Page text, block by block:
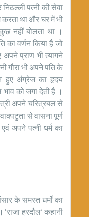
पत्नी की सेवा
करता था और घर में भी
नहीं बोलता था ।
का वर्णन किया है जो
प्राण भी त्यागने
गौरा भी अपने पति के
हुए अंग्रेज का हृदय
को जगा देती है ।
अपने चरित्रबल से
से वासना पूर्ण
अपने पत्नी धर्म का
के समस्त धर्मों का
हरदौल’ कहानी